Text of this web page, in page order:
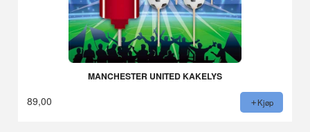
MANCHESTER UNITED KAKELYS
89,00 Kjøp